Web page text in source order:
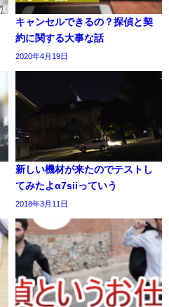
キャンセルできるの？探偵と契
約に関する大事な話
2020年4月19日
新しい機材が来たのでテストし
てみたよα7siiっていう
2018年3月11日